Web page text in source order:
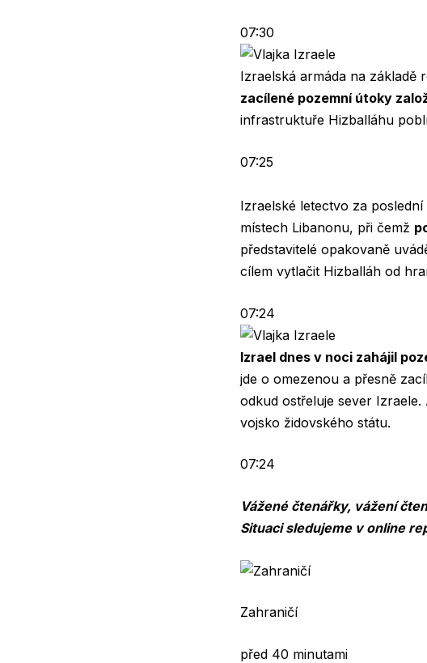
07:30
Izraelská armáda na základě
zacílené pozemní útoky
infrastruktuře Hizballáhu
07:25
Izraelské letectvo za
místech Libanonu, při čemž
představitelé opakovaně
cílem vytlačit Hizballáh od
07:24
Izrael dnes v noci zahájil
jde o omezenou a přesně
odkud ostřeluje sever
vojsko židovského státu.
07:24
Vážené čtenářky, vážení
Situaci sledujeme v online
Zahraničí
před 40 minutami